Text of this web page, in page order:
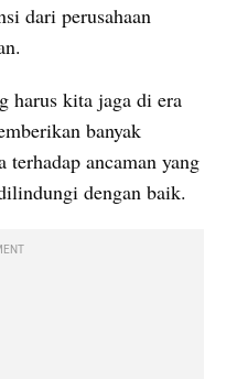
dari perusahaan
harus kita jaga di era
banyak
ancaman yang
dengan baik.